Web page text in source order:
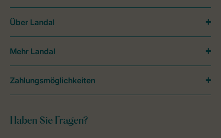
Haben Sie Fragen?
Über Landal
Mehr Landal
Zahlungsmöglichkeiten